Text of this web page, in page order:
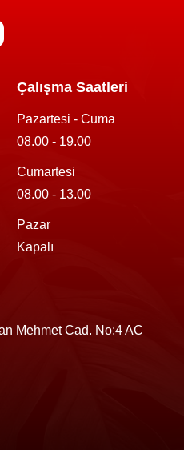
Çalışma Saatleri
Pazartesi - Cuma
08.00 - 19.00
Cumartesi
08.00 - 13.00
Pazar
Kapalı
Mehmet Cad. No:4 AC